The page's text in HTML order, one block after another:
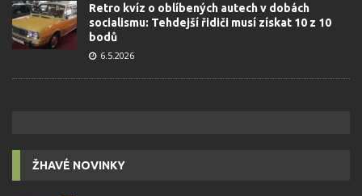
Retro kvíz o oblíbených autech v dobách
socialismu: Tehdejší řidiči musí získat 10 z 10
bodů
6.5.2026
ŽHAVÉ NOVINKY